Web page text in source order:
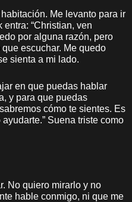
Me levanto para ir
“Christian, ven
por alguna razón, pero
escuchar. Me quedo
sienta a mi lado.
en que puedas hablar
y para que puedas
cómo te sientes. Es
Suena triste como
No quiero mirarlo y no
hable conmigo, ni que me